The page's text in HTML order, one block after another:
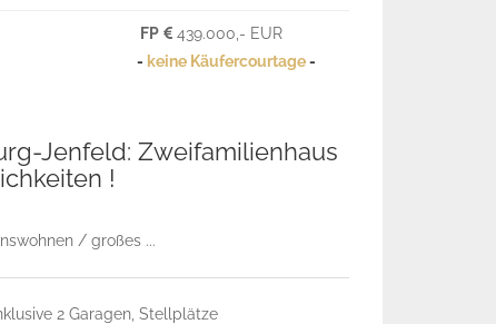
FP
439.000,- EUR
- keine Käufercourtage-
Jenfeld: Zweifamilienhaus
!
/ großes ...
2 Garagen, Stellplätze